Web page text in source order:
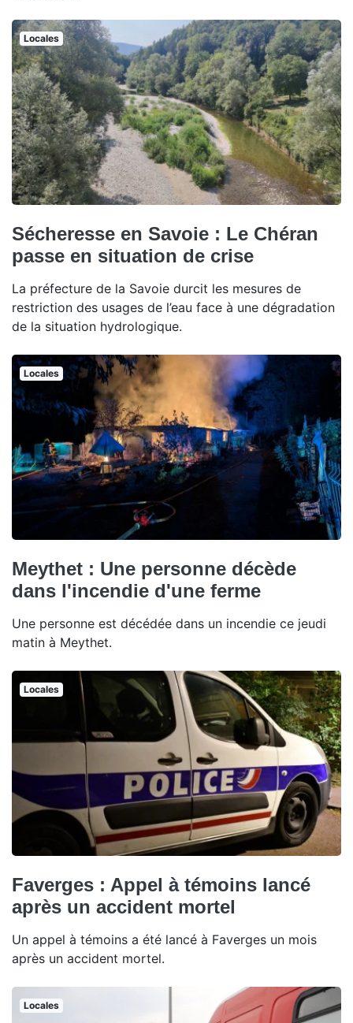
Locales
Sécheresse en Savoie : Le Chéran
passe en situation de crise
La préfecture de la Savoie durcit les mesures de
restriction des usages de l’eau face à une dégradation
de la situation hydrologique.
Locales
Meythet : Une personne décède
dans l'incendie d'une ferme
Une personne est décédée dans un incendie ce jeudi
matin à Meythet.
Locales
Faverges : Appel à témoins lancé
après un accident mortel
Un appel à témoins a été lancé à Faverges un mois
après un accident mortel.
Locales